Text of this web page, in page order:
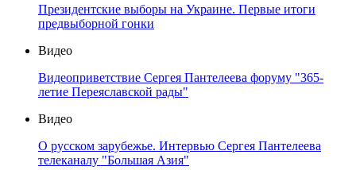
Президентские выборы на Украине. Первые итоги
предвыборной гонки
Видео
Видеоприветствие Сергея Пантелеева форуму "365-
летие Переяславской рады"
Видео
О русском зарубежье. Интервью Сергея Пантелеева
телеканалу "Большая Азия"